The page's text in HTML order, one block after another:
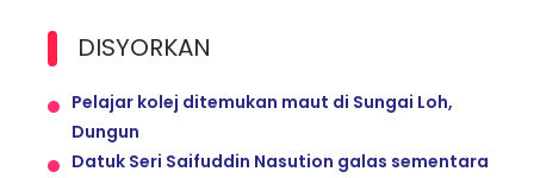
DISYORKAN
Pelajar kolej ditemukan maut di Sungai Loh,
Dungun
Datuk Seri Saifuddin Nasution galas sementara